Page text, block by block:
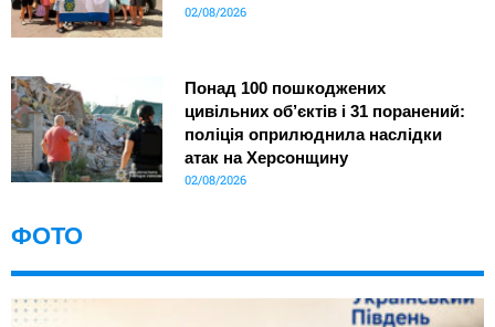
02/08/2026
Понад 100 пошкоджених
цивільних об’єктів і 31 поранений:
поліція оприлюднила наслідки
атак на Херсонщину
02/08/2026
ФОТО